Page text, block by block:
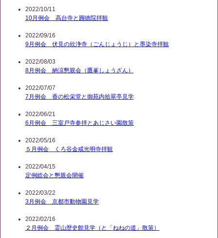
2022/10/11
10月例会 高台寺と圓徳院拝観
2022/09/16
9月例会 伏見の欣浄寺（ごんじょうじ）と墨染寺拝観
2022/08/03
8月例会 納涼懇親会（鷹峯しょうざん）
2022/07/07
7月例会 香の松栄堂と御苑内拾翠亭見学
2022/06/21
6月例会 三室戸寺参拝とあじさい園散策
2022/05/16
５月例会 くろ谷金戒光明寺拝観
2022/04/15
定例総会と懇親会開催
2022/03/22
3月例会 京都市動物園見学
2022/02/16
２月例会 霊山歴史館見学（と「ねねの道」散策）